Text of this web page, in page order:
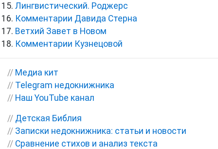
Лингвистический. Роджерс
Комментарии Давида Стерна
Ветхий Завет в Новом
Комментарии Кузнецовой
// Медиа кит
// Telegram недокнижника
// Наш YouTube канал
// Детская Библия
// Записки недокнижника: статьи и новости
// Сравнение стихов и анализ текста